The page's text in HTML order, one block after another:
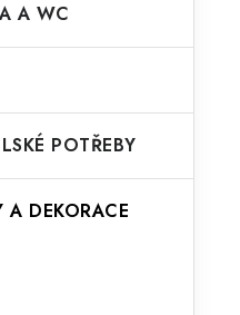
A WC
POTŘEBY
A DEKORACE